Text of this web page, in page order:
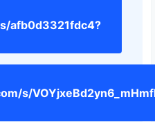
afb0d3321fdc4?
s/